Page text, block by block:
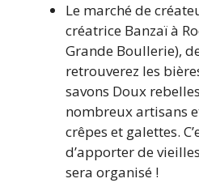
Le marché de
créatrice Banzaï à
Grande Boullerie),
retrouverez les
savons Doux
nombreux artisans
crêpes et galettes.
d’apporter de
sera organisé !